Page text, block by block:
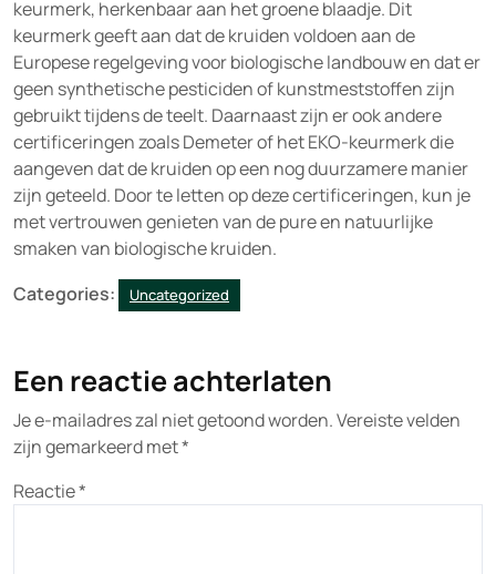
keurmerk, herkenbaar aan het groene blaadje. Dit
keurmerk geeft aan dat de kruiden voldoen aan de
Europese regelgeving voor biologische landbouw en dat er
geen synthetische pesticiden of kunstmeststoffen zijn
gebruikt tijdens de teelt. Daarnaast zijn er ook andere
certificeringen zoals Demeter of het EKO-keurmerk die
aangeven dat de kruiden op een nog duurzamere manier
zijn geteeld. Door te letten op deze certificeringen, kun je
met vertrouwen genieten van de pure en natuurlijke
smaken van biologische kruiden.
Categories:
Uncategorized
Een reactie achterlaten
Je e-mailadres zal niet getoond worden.Vereiste velden
zijn gemarkeerd met*
Reactie*